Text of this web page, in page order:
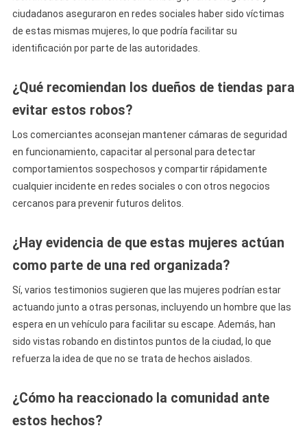
ciudadanos aseguraron en redes sociales haber sido víctimas
de estas mismas mujeres, lo que podría facilitar su
identificación por parte de las autoridades.
¿Qué recomiendan los dueños de tiendas para
evitar estos robos?
Los comerciantes aconsejan mantener cámaras de seguridad
en funcionamiento, capacitar al personal para detectar
comportamientos sospechosos y compartir rápidamente
cualquier incidente en redes sociales o con otros negocios
cercanos para prevenir futuros delitos.
¿Hay evidencia de que estas mujeres actúan
como parte de una red organizada?
Sí, varios testimonios sugieren que las mujeres podrían estar
actuando junto a otras personas, incluyendo un hombre que las
espera en un vehículo para facilitar su escape. Además, han
sido vistas robando en distintos puntos de la ciudad, lo que
refuerza la idea de que no se trata de hechos aislados.
¿Cómo ha reaccionado la comunidad ante
estos hechos?